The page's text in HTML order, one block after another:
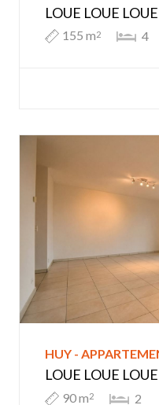
LOUE LOUE LOUE
155 m2 4
HUY -
LOUE LOUE LOUE
90 m2 2